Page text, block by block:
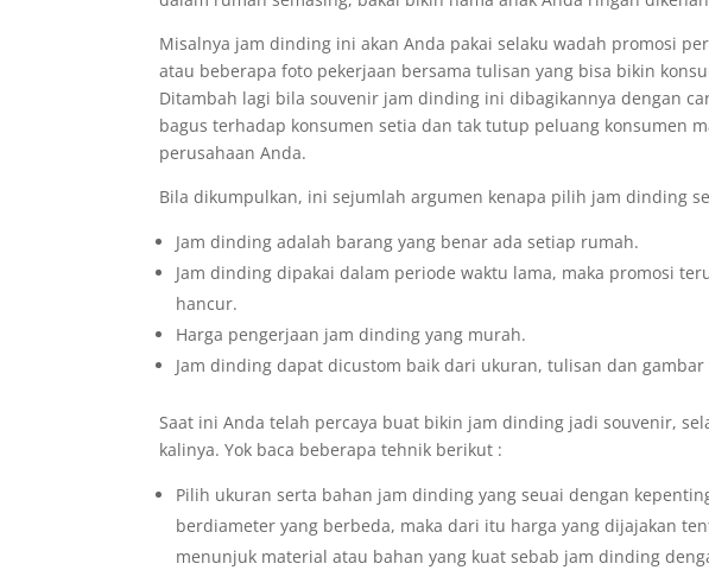
Misalnya jam dinding ini akan Anda pakai selaku wadah promosi
atau beberapa foto pekerjaan bersama tulisan yang bisa bikin
Ditambah lagi bila souvenir jam dinding ini dibagikannya dengan
bagus terhadap konsumen setia dan tak tutup peluang konsumen
perusahaan Anda.
Bila dikumpulkan, ini sejumlah argumen kenapa pilih jam dinding
Jam dinding adalah barang yang benar ada setiap rumah.
Jam dinding dipakai dalam periode waktu lama, maka promosi
hancur.
Harga pengerjaan jam dinding yang murah.
Jam dinding dapat dicustom baik dari ukuran, tulisan dan
Saat ini Anda telah percaya buat bikin jam dinding jadi souvenir,
kalinya. Yok baca beberapa tehnik berikut :
Pilih ukuran serta bahan jam dinding yang seuai dengan
berdiameter yang berbeda, maka dari itu harga yang dijajakan
menunjuk material atau bahan yang kuat sebab jam dinding